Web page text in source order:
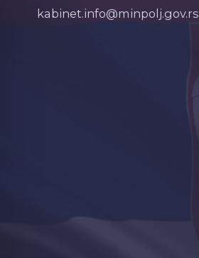
kabinet.info@minpolj.gov.rs